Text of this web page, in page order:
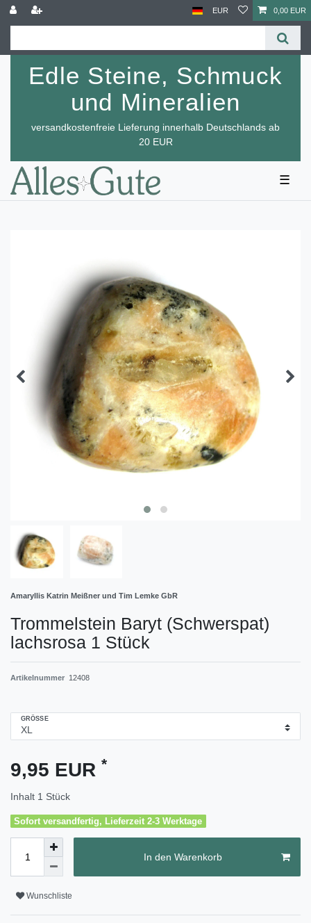
EUR 0,00 EUR
Edle Steine, Schmuck
und Mineralien
versandkostenfreie Lieferung innerhalb Deutschlands ab
20 EUR
☰
Amaryllis Katrin Meißner und Tim Lemke GbR
Trommelstein Baryt (Schwerspat)
lachsrosa 1 Stück
Artikelnummer 12408
GRÖSSE
9,95 EUR *
Inhalt 1 Stück
Sofort versandfertig, Lieferzeit 2-3 Werktage
In den Warenkorb
Wunschliste